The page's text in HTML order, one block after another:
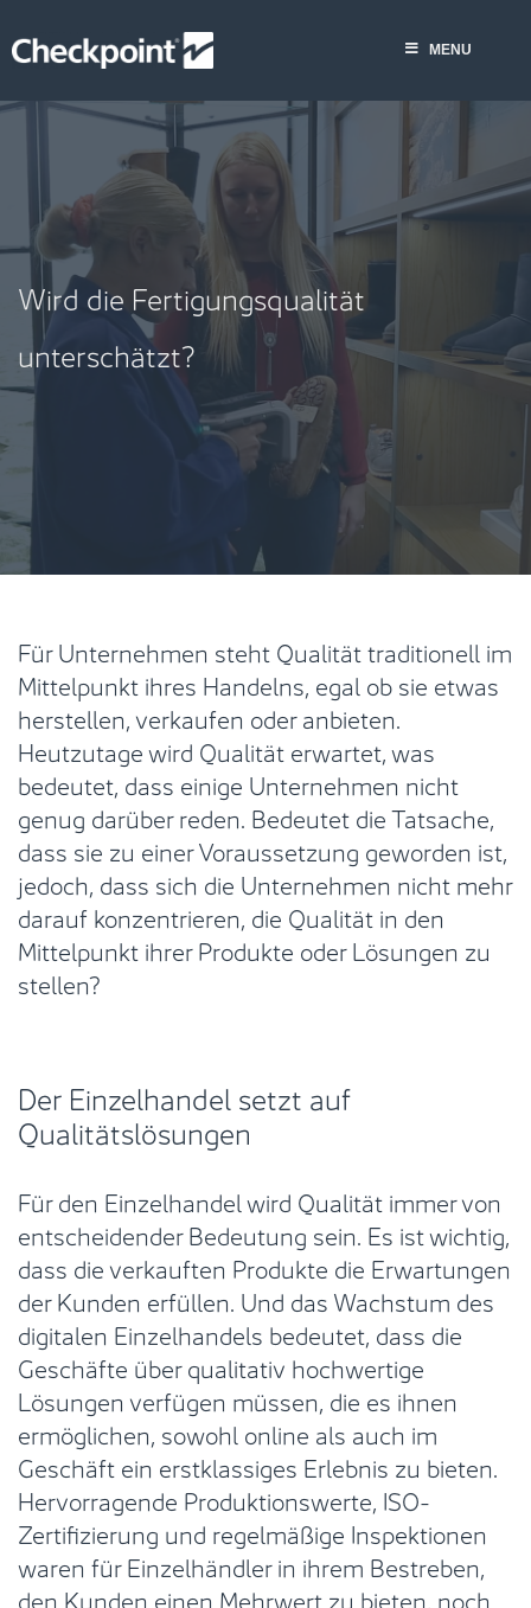
to
MENU
Wird die Fertigungsqualität
unterschätzt?
Für Unternehmen steht Qualität traditionell im
Mittelpunkt ihres Handelns, egal ob sie etwas
herstellen, verkaufen oder anbieten.
Heutzutage wird Qualität erwartet, was
bedeutet, dass einige Unternehmen nicht
genug darüber reden. Bedeutet die Tatsache,
dass sie zu einer Voraussetzung geworden ist,
jedoch, dass sich die Unternehmen nicht mehr
darauf konzentrieren, die Qualität in den
Mittelpunkt ihrer Produkte oder Lösungen zu
stellen?
Der Einzelhandel setzt auf
Qualitätslösungen
Für den Einzelhandel wird Qualität immer von
entscheidender Bedeutung sein. Es ist wichtig,
dass die verkauften Produkte die Erwartungen
der Kunden erfüllen. Und das Wachstum des
digitalen Einzelhandels bedeutet, dass die
Geschäfte über qualitativ hochwertige
Lösungen verfügen müssen, die es ihnen
ermöglichen, sowohl online als auch im
Geschäft ein erstklassiges Erlebnis zu bieten.
Hervorragende Produktionswerte, ISO-
Zertifizierung und regelmäßige Inspektionen
waren für Einzelhändler in ihrem Bestreben,
den Kunden einen Mehrwert zu bieten, noch